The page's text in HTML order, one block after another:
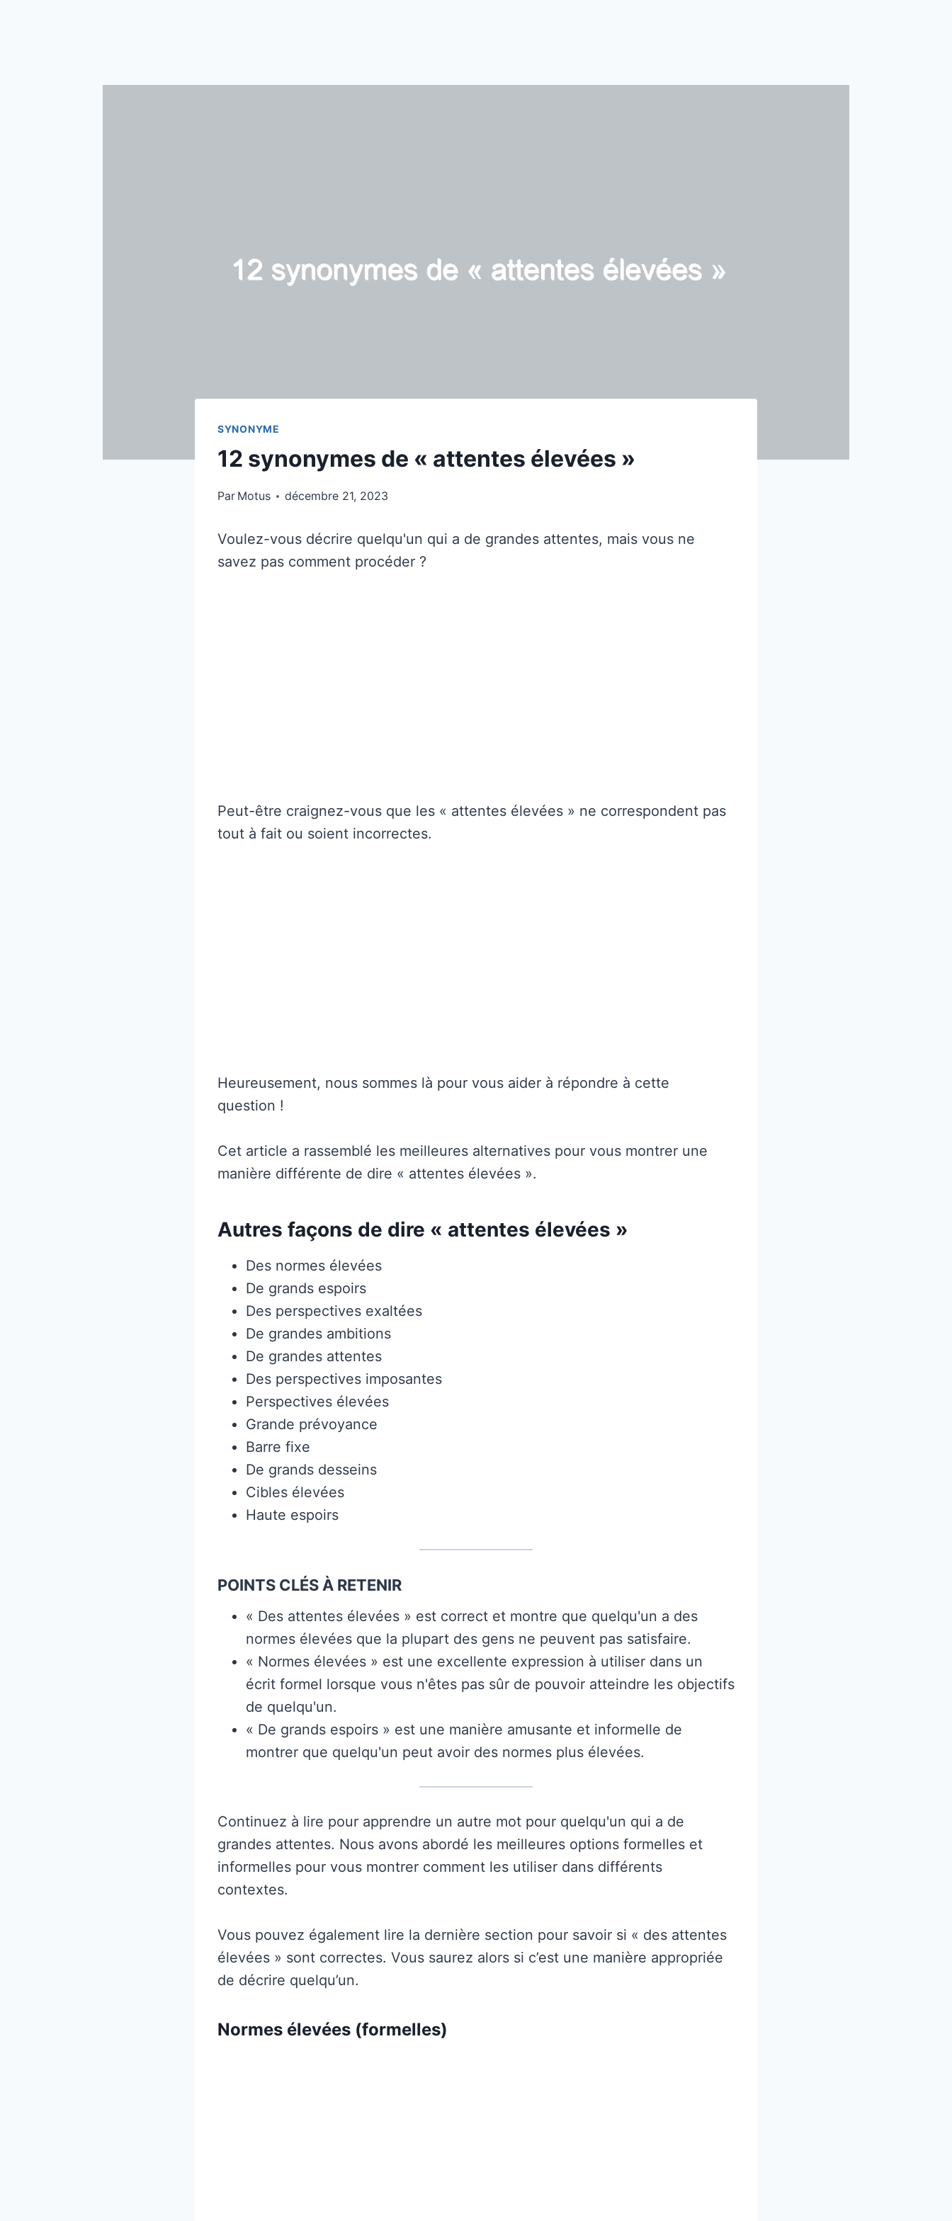
SYNONYME
12 synonymes de « attentes élevées »
Par Motus décembre 21, 2023
Voulez-vous décrire quelqu'un qui a de grandes attentes, mais vous ne
savez pas comment procéder ?
Peut-être craignez-vous que les « attentes élevées » ne correspondent pas
tout à fait ou soient incorrectes.
Heureusement, nous sommes là pour vous aider à répondre à cette
question !
Cet article a rassemblé les meilleures alternatives pour vous montrer une
manière différente de dire « attentes élevées ».
Autres façons de dire « attentes élevées »
Des normes élevées
De grands espoirs
Des perspectives exaltées
De grandes ambitions
De grandes attentes
Des perspectives imposantes
Perspectives élevées
Grande prévoyance
Barre fixe
De grands desseins
Cibles élevées
Haute espoirs
POINTS CLÉS À RETENIR
« Des attentes élevées » est correct et montre que quelqu'un a des
normes élevées que la plupart des gens ne peuvent pas satisfaire.
« Normes élevées » est une excellente expression à utiliser dans un
écrit formel lorsque vous n'êtes pas sûr de pouvoir atteindre les objectifs
de quelqu'un.
« De grands espoirs » est une manière amusante et informelle de
montrer que quelqu'un peut avoir des normes plus élevées.
Continuez à lire pour apprendre un autre mot pour quelqu'un qui a de
grandes attentes. Nous avons abordé les meilleures options formelles et
informelles pour vous montrer comment les utiliser dans différents
contextes.
Vous pouvez également lire la dernière section pour savoir si « des attentes
élevées » sont correctes. Vous saurez alors si c’est une manière appropriée
de décrire quelqu’un.
Normes élevées (formelles)